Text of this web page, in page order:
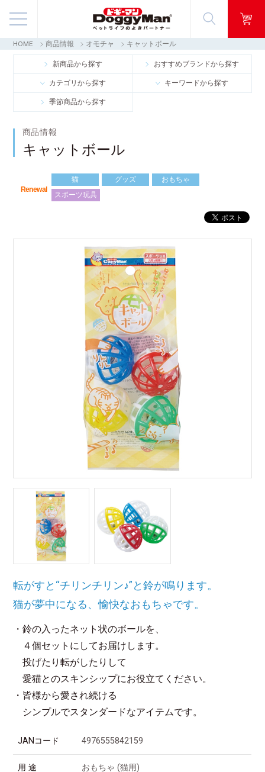
商品情報
映像ギャラリー
お客様窓口・Q＆A
HOME 商品情報 オモチャ キャットボール
新商品から探す おすすめブランドから探す
カテゴリから探す キーワードから探す
季節商品から探す
商品情報
キャットボール
Renewal
猫 グッズ
おもちゃ
スポーツ玩具
転がすと“チリンチリン♪”と鈴が鳴ります。
猫が夢中になる、愉快なおもちゃです。
・鈴の入ったネット状のボールを、
４個セットにしてお届けします。
投げたり転がしたりして
愛猫とのスキンシップにお役立てください。
・皆様から愛され続ける
シンプルでスタンダードなアイテムです。
JANコード 4976555842159
用 途 おもちゃ (猫用)